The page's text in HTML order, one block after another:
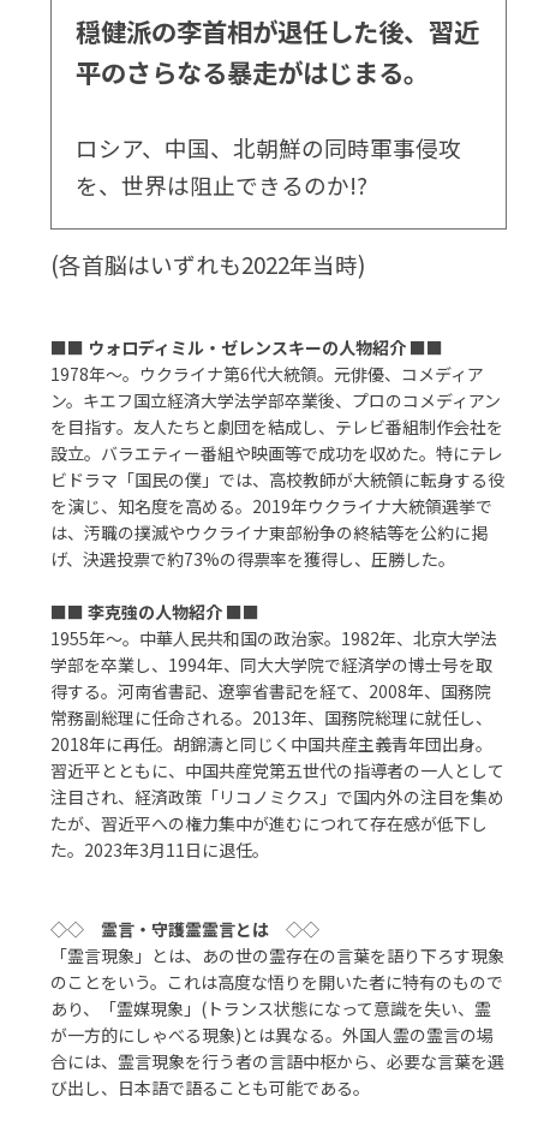
穏健派の李首相が退任した後、習近
平のさらなる暴走がはじまる。
ロシア、中国、北朝鮮の同時軍事侵攻
を、世界は阻止できるのか!?
(各首脳はいずれも2022年当時)
■■ ウォロディミル・ゼレンスキーの人物紹介 ■■
1978年～。ウクライナ第6代大統領。元俳優、コメディア
ン。キエフ国立経済大学法学部卒業後、プロのコメディアン
を目指す。友人たちと劇団を結成し、テレビ番組制作会社を
設立。バラエティー番組や映画等で成功を収めた。特にテレ
ビドラマ「国民の僕」では、高校教師が大統領に転身する役
を演じ、知名度を高める。2019年ウクライナ大統領選挙で
は、汚職の撲滅やウクライナ東部紛争の終結等を公約に掲
げ、決選投票で約73%の得票率を獲得し、圧勝した。
■■李克強の人物紹介 ■■
1955年～。中華人民共和国の政治家。1982年、北京大学法
学部を卒業し、1994年、同大大学院で経済学の博士号を取
得する。河南省書記、遼寧省書記を経て、2008年、国務院
常務副総理に任命される。2013年、国務院総理に就任し、
2018年に再任。胡錦濤と同じく中国共産主義青年団出身。
習近平とともに、中国共産党第五世代の指導者の一人として
注目され、経済政策「リコノミクス」で国内外の注目を集め
たが、習近平への権力集中が進むにつれて存在感が低下し
た。2023年3月11日に退任。
◇◇霊言・守護霊霊言とは ◇◇
「霊言現象」とは、あの世の霊存在の言葉を語り下ろす現象
のことをいう。これは高度な悟りを開いた者に特有のもので
あり、「霊媒現象」(トランス状態になって意識を失い、霊
が一方的にしゃべる現象)とは異なる。外国人霊の霊言の場
合には、霊言現象を行う者の言語中枢から、必要な言葉を選
び出し、日本語で語ることも可能である。